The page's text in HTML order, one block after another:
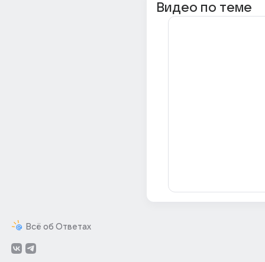
Всё об Ответах
Видео по теме